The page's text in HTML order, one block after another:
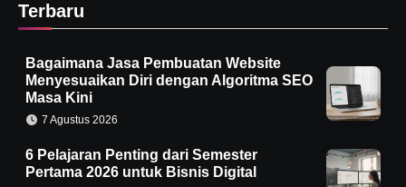
Terbaru
Bagaimana Jasa Pembuatan Website
Menyesuaikan Diri dengan Algoritma SEO
Masa Kini
7 Agustus 2026
6 Pelajaran Penting dari Semester
Pertama 2026 untuk Bisnis Digital